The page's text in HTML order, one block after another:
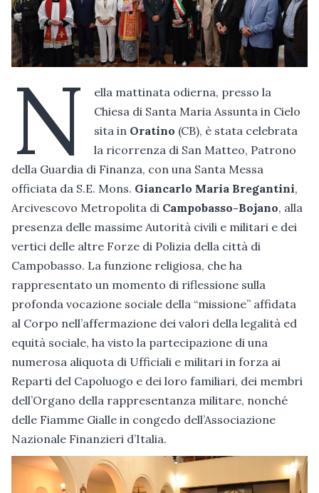
N
ella mattinata odierna, presso la
Chiesa di Santa Maria Assunta in Cielo
sita in Oratino (CB), è stata celebrata
la ricorrenza di San Matteo, Patrono
della Guardia di Finanza, con una Santa Messa
officiata da S.E. Mons. Giancarlo Maria Bregantini,
Arcivescovo Metropolita di Campobasso-Bojano, alla
presenza delle massime Autorità civili e militari e dei
vertici delle altre Forze di Polizia della città di
Campobasso. La funzione religiosa, che ha
rappresentato un momento di riflessione sulla
profonda vocazione sociale della “missione” affidata
al Corpo nell’affermazione dei valori della legalità ed
equità sociale, ha visto la partecipazione di una
numerosa aliquota di Ufficiali e militari in forza ai
Reparti del Capoluogo e dei loro familiari, dei membri
dell’Organo della rappresentanza militare, nonché
delle Fiamme Gialle in congedo dell’Associazione
Nazionale Finanzieri d’Italia.